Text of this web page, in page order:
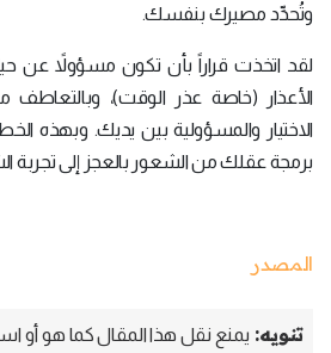
وتُحدِّد مصيرك بنفسك.
لقد اتخذت قراراً بأن تكون مسؤولاً عن
الأعذار (خاصة عذر الوقت)،
الاختيار والمسؤولية بين يديك. وبهذه
برمجة عقلك من الشعور بالعجز إلى تجربة
المصدر
تنويه: يمنع نقل هذا المقال كما هو أو